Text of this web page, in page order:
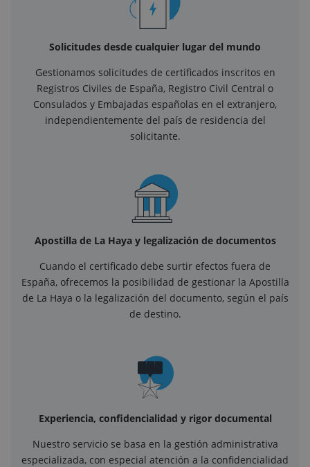
Solicitudes desde cualquier lugar del mundo
Gestionamos solicitudes de certificados inscritos en
Registros Civiles de España, Registro Civil Central o
Consulados y Embajadas españolas en el extranjero,
independientemente del país de residencia del
solicitante.
Apostilla de La Haya y legalización de documentos
Cuando el certificado debe surtir efectos fuera de
España, ofrecemos la posibilidad de gestionar la Apostilla
de La Haya o la legalización del documento, según el país
de destino.
Experiencia, confidencialidad y rigor documental
Nuestro servicio se basa en la gestión administrativa
especializada, con especial atención a la confidencialidad